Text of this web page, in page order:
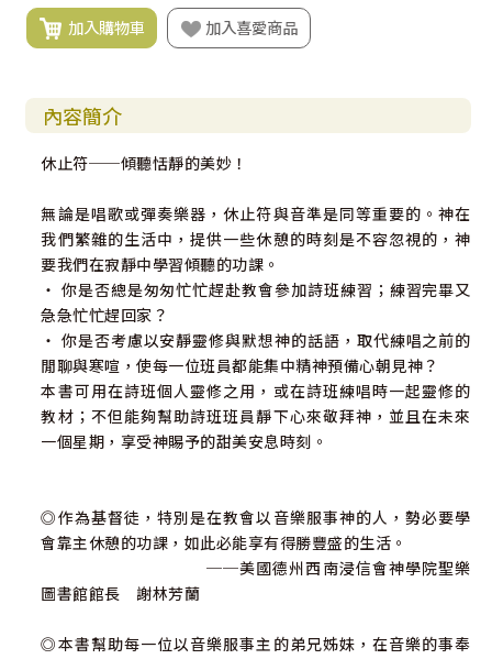
加入購物車 加入喜愛商品
內容簡介
休止符──傾聽恬靜的美妙！
無論是唱歌或彈奏樂器，休止符與音準是同等重要的。神在
我們繁雜的生活中，提供一些休憩的時刻是不容忽視的，神
要我們在寂靜中學習傾聽的功課。
‧ 你是否總是匆匆忙忙趕赴教會參加詩班練習；練習完畢又
急急忙忙趕回家？
‧ 你是否考慮以安靜靈修與默想神的話語，取代練唱之前的
閒聊與寒喧，使每一位班員都能集中精神預備心朝見神？
本書可用在詩班個人靈修之用，或在詩班練唱時一起靈修的
教材；不但能夠幫助詩班班員靜下心來敬拜神，並且在未來
一個星期，享受神賜予的甜美安息時刻。
◎作為基督徒，特別是在教會以音樂服事神的人，勢必要學
會靠主休憩的功課，如此必能享有得勝豐盛的生活。
──美國德州西南浸信會神學院聖樂
圖書館館長 謝林芳蘭
◎本書幫助每一位以音樂服事主的弟兄姊妹，在音樂的事奉